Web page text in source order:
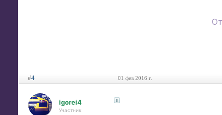
#4 01 фев 2016 г.
igorei4
Участник